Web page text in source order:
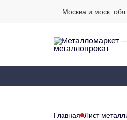
Москва и моск. обл.
Главная Лист